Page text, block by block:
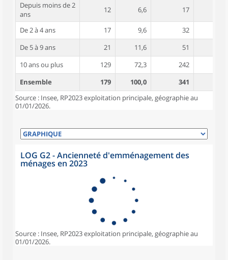
Depuis moins de 2
ans
12 6,6 17
De 2 à 4 ans 17 9,6 32
De 5 à 9 ans
21 11,6 51
10 ans ou plus
129 72,3 242
Ensemble
179 100,0 341
Source : Insee, RP2023 exploitation principale, géographie au
01/01/2026.
LOG G2 - Ancienneté d'emménagement des
ménages en 2023
Source : Insee, RP2023 exploitation principale, géographie au
01/01/2026.